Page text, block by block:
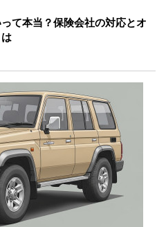
て本当？保険会社の対応とオ